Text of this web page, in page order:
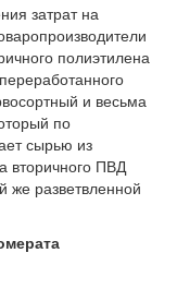
затрат на
полиэтилена
и весьма
по
сырью из
вторичного ПВД
же разветвленной